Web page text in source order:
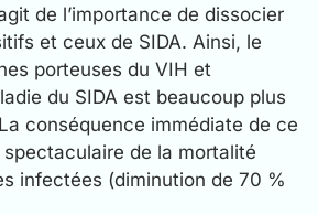
de l’importance de dissocier
et ceux de SIDA. Ainsi, le
porteuses du VIH et
du SIDA est beaucoup plus
conséquence immédiate de ce
de la mortalité
infectées (diminution de 70 %